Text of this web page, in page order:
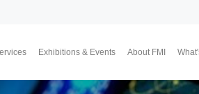
Exhibitions & Events
Upcoming Exhibitions
Event Highlights
About FMI
Why FMI
Our CEO & COO
Our Consultant
The Finest
Contact Us
Join Us